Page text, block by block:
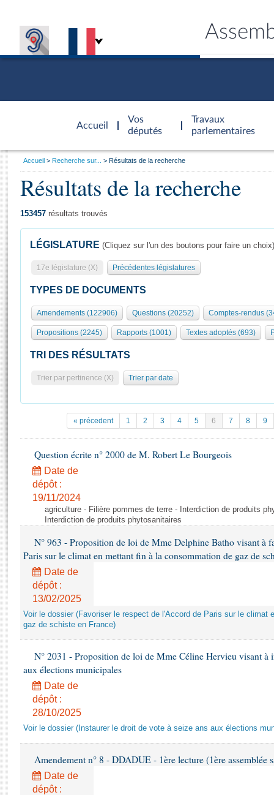
Accueil
d'accueil
Vos
députés
Travaux
parlementaires
Présidence
577 députés
Groupes politiques
Séance publique
Commissions et autres organes
Europe et International
Pétitions
Projets de loi
Propositions de loi
Amendements
Textes adoptés
Rapports d'enquête
Rapports législatifs
Rapports sur l'application des lois
Baromètre de l’application des lois
Questions écrites et orales
Comptes rendus des débats
Général
Rôle et pouvoirs de l'Assemblée
Organisation de l'Assemblée
Présidence Conférence des Présidents Bureau Collège des
Statistiques et chiffres clés
Documents de référence
( Constitution | Règlement de l'Assemblée ... )
Histoire
Juniors
Anciennes législatures
Visiter l'Assemblée
Visite virtuelle du palais Bourbon
Assister à une séance
La Bibliothèque
Contacts et plan d'accès
Photos libres de droit
Vous
Accueil Recherche sur... Résultats de la recherche
Résultats de la recherche
153457 résultats trouvés
LÉGISLATURE (Cliquez sur l'un des boutons pour faire un choix)
17e législature (X) Précédentes législatures
TYPES DE DOCUMENTS
Amendements (122906) Questions (20252) Comptes-rendus
Propositions (2245) Rapports (1001) Textes adoptés (693)
TRI DES RÉSULTATS
Trier par pertinence (X) Trier par date
« précedent 1 2 3 4 5 6 7 8 9
Question écrite n° 2000 de M. Robert Le Bourgeois
Date de
dépôt :
19/11/2024
agriculture - Filière pommes de terre - Interdiction de produits
Interdiction de produits phytosanitaires
N° 963 - Proposition de loi de Mme Delphine Batho visant à
Paris sur le climat en mettant fin à la consommation de gaz de
Date de
dépôt :
13/02/2025
Voir le dossier (Favoriser le respect de l'Accord de Paris sur le climat
gaz de schiste en France)
N° 2031 - Proposition de loi de Mme Céline Hervieu visant à
aux élections municipales
Date de
dépôt :
28/10/2025
Voir le dossier (Instaurer le droit de vote à seize ans aux élections
Amendement n° 8 - DDADUE - 1ère lecture (1ère assemblée
Date de
dépôt :